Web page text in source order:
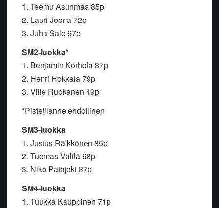
1. Teemu Asunmaa 85p
2. Lauri Joona 72p
3. Juha Salo 67p
SM2-luokka*
1. Benjamin Korhola 87p
2. Henri Hokkala 79p
3. Ville Ruokanen 49p
*Pistetilanne ehdollinen
SM3-luokka
1. Justus Räikkönen 85p
2. Tuomas Välilä 68p
3. Niko Patajoki 37p
SM4-luokka
1. Tuukka Kauppinen 71p